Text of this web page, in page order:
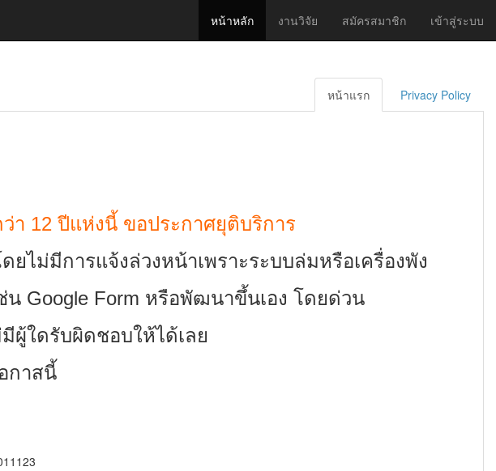
หน้าหลัก งานวิจัย สมัครสมาชิก เข้าสู่ระบบ
หน้าแรก
Privacy Policy
า 12 ปีแห่งนี้ ขอประกาศยุติบริการ
ยไม่มีการแจ้งล่วงหน้าเพราะระบบล่มหรือเครื่องพัง
Google Form หรือพัฒนาขึ้นเอง โดยด่วน
ใดรับผิดชอบให้ได้เลย
กาสนี้